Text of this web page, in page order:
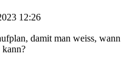
12:26
damit man weiss, wann
kann?